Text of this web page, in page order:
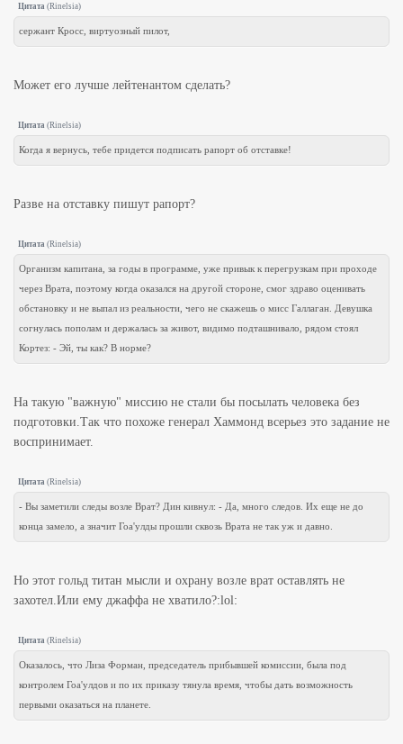
Цитата (Rinelsia)
сержант Кросс, виртуозный пилот,
Может его лучше лейтенантом сделать?
Цитата (Rinelsia)
Когда я вернусь, тебе придется подписать рапорт об отставке!
Разве на отставку пишут рапорт?
Цитата (Rinelsia)
Организм капитана, за годы в программе, уже привык к перегрузкам при проходе
через Врата, поэтому когда оказался на другой стороне, смог здраво оценивать
обстановку и не выпал из реальности, чего не скажешь о мисс Галлаган. Девушка
согнулась пополам и держалась за живот, видимо подташнивало, рядом стоял
Кортез: - Эй, ты как? В норме?
На такую "важную" миссию не стали бы посылать человека без
подготовки.Так что похоже генерал Хаммонд всерьез это задание не
воспринимает.
Цитата (Rinelsia)
- Вы заметили следы возле Врат? Дин кивнул: - Да, много следов. Их еще не до
конца замело, а значит Гоа'улды прошли сквозь Врата не так уж и давно.
Но этот гольд титан мысли и охрану возле врат оставлять не
захотел.Или ему джаффа не хватило?:lol:
Цитата (Rinelsia)
Оказалось, что Лиза Форман, председатель прибывшей комиссии, была под
контролем Гоа'улдов и по их приказу тянула время, чтобы дать возможность
первыми оказаться на планете.